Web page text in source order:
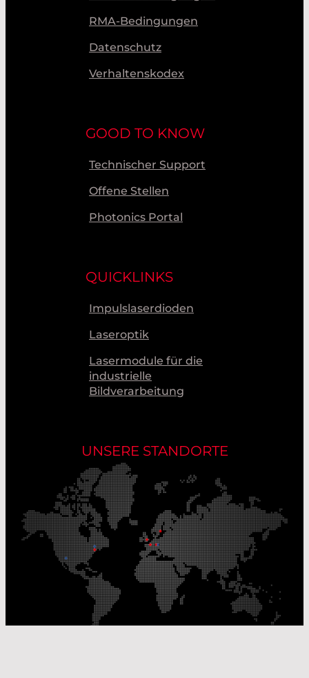
RMA-Bedingungen
Datenschutz
Verhaltenskodex
GOOD TO KNOW
Technischer Support
Offene Stellen
Photonics Portal
QUICKLINKS
Impulslaserdioden
Laseroptik
Lasermodule für die
industrielle
Bildverarbeitung
UNSERE STANDORTE